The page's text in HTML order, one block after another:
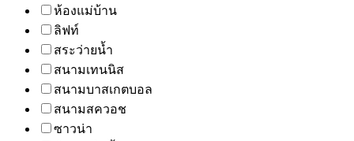
ห้องแม่บ้าน
ลิฟท์
สระว่ายน้ำ
สนามเทนนิส
สนามบาสเกตบอล
สนามสควอช
ซาวน่า